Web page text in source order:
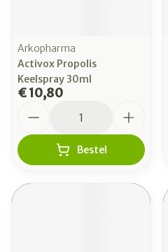
Arkopharma
Activox Propolis
Keelspray 30ml
€ 10,80
Bestel